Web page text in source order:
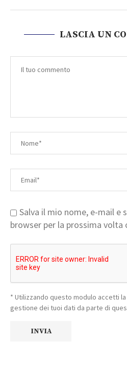
LASCIA UN
Salva il mio nome, e-mail e
browser per la prossima volta
* Utilizzando questo modulo accetti
gestione dei tuoi dati da parte di